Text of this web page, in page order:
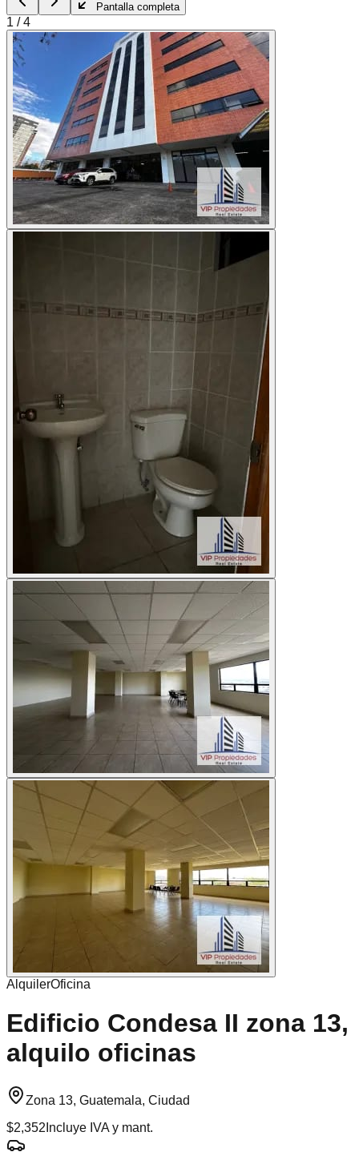
Pantalla completa
1 /4
AlquilerOficina
Edificio Condesa II zona 13,
alquilo oficinas
Zona 13, Guatemala, Ciudad
$2,352 Incluye IVA y mant.